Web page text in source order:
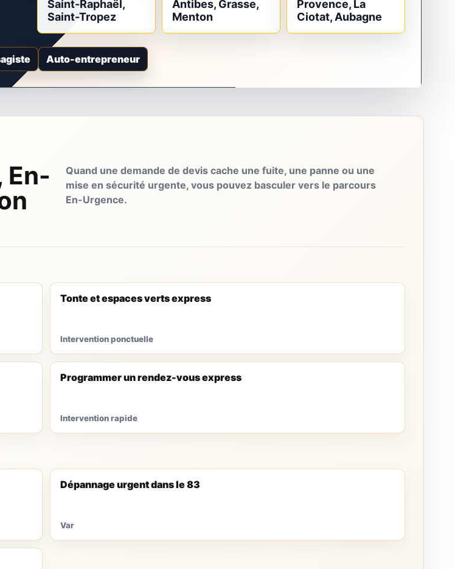
Saint-Raphaël,
Saint-Tropez
Antibes, Grasse,
Menton
Provence, La
Ciotat, Aubagne
Auto-entrepreneur
En-
Quand une demande de devis cache une fuite, une panne ou une
mise en sécurité urgente, vous pouvez basculer vers le parcours
En-Urgence.
Tonte et espaces verts express
Intervention ponctuelle
Programmer un rendez-vous express
Intervention rapide
Dépannage urgent dans le 83
Var